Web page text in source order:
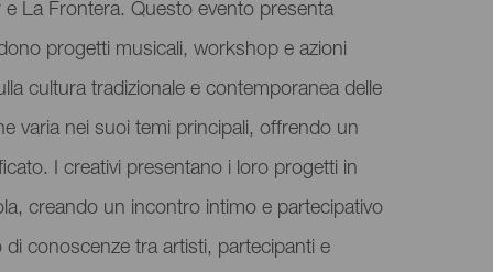
e La Frontera. Questo evento presenta
progetti musicali, workshop e azioni
cultura tradizionale e contemporanea delle
varia nei suoi temi principali, offrendo un
I creativi presentano i loro progetti in
creando un incontro intimo e partecipativo
conoscenze tra artisti, partecipanti e